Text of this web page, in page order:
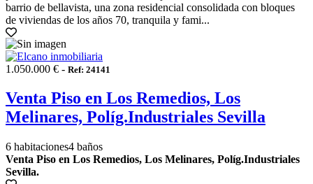
barrio de bellavista, una zona residencial consolidada con bloques
de viviendas de los años 70, tranquila y fami...
1.050.000 € - Ref: 24141
Venta Piso en Los Remedios, Los
Melinares, Políg.Industriales Sevilla
6 habitaciones4 baños
Venta Piso en Los Remedios, Los Melinares, Políg.Industriales
Sevilla.